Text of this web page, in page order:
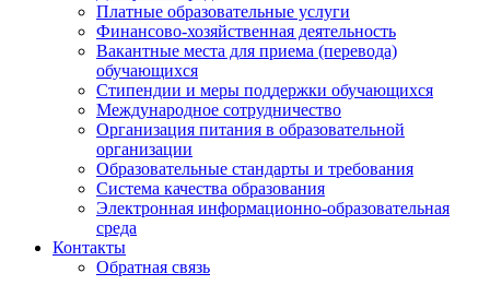
Платные образовательные услуги
Финансово-хозяйственная деятельность
Вакантные места для приема (перевода)
обучающихся
Стипендии и меры поддержки обучающихся
Международное сотрудничество
Организация питания в образовательной
организации
Образовательные стандарты и требования
Система качества образования
Электронная информационно-образовательная
среда
Контакты
Обратная связь